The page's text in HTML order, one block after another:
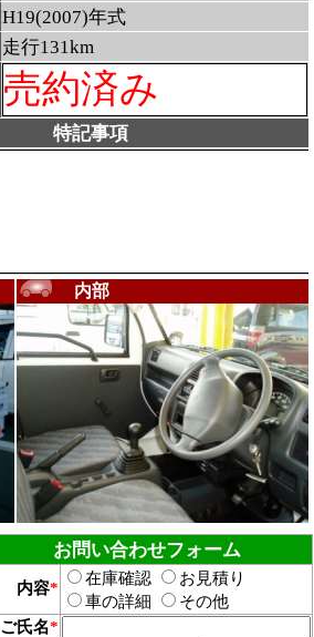
H19(2007)年式
走行131km
売約済み
特記事項
内部
お問い合わせフォーム
内容*
在庫確認
お見積り
車の詳細
その他
ご氏名*